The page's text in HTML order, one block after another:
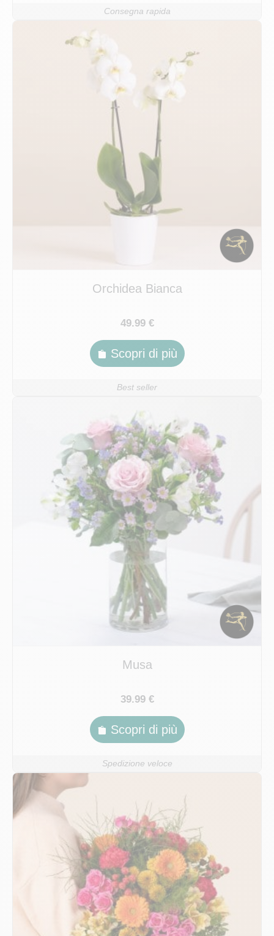
Consegna rapida
Orchidea Bianca
49.99 €
Scopri di più
Best seller
Musa
39.99 €
Scopri di più
Spedizione veloce